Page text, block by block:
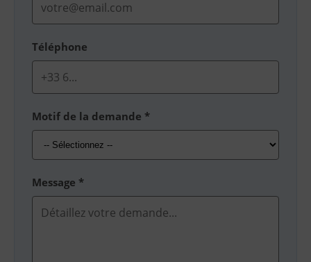
Téléphone
Motif de la demande *
Message *